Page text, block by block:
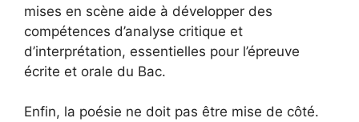
mises en scène aide à développer des
compétences d’analyse critique et
d’interprétation, essentielles pour l’épreuve
écrite et orale du Bac.
Enfin, la poésie ne doit pas être mise de côté.